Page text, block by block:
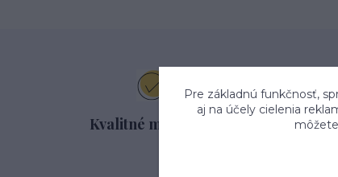
Kvalitné materiály
Pre základnú funkčnosť,
aj na účely cielenia